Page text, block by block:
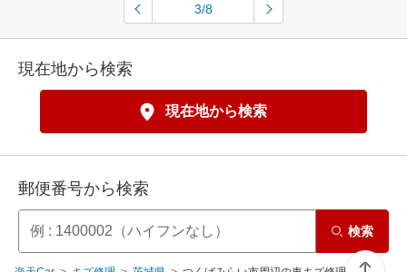
3/8
現在地から検索
現在地から検索
郵便番号から検索
検索